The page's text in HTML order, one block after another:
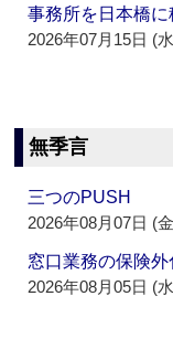
事務所を日本橋
2026年07月15日 (
無季言
三つのPUSH
2026年08月07日 (
窓口業務の保険
2026年08月05日 (